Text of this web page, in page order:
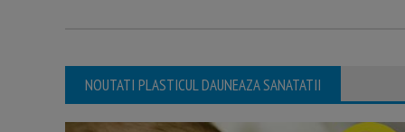
NOUTATI PLASTICUL DAUNEAZA SANATATII